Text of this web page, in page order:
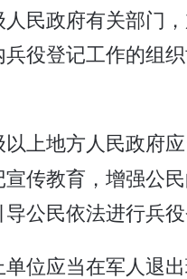
民政府有关部门
役登记工作的组
以上地方人民政府
传教育，增强公
公民依法进行兵役
位应当在军人退